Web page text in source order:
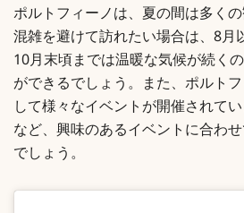
ポルトフィーノは、夏の間は多く
混雑を避けて訪れたい場合は、8月
10月末頃までは温暖な気候が続く
ができるでしょう。また、ポルト
して様々なイベントが開催されて
など、興味のあるイベントに合わ
でしょう。